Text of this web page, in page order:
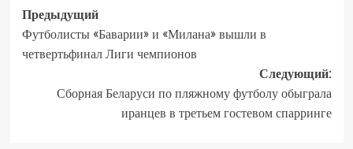
Предыдущий
Футболисты «Баварии» и «Милана» вышли в
четвертьфинал Лиги чемпионов
Следующий:
Сборная Беларуси по пляжному футболу обыграла
иранцев в третьем гостевом спарринге